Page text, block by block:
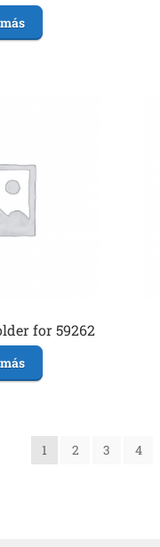
for 59262
1 2 3 4